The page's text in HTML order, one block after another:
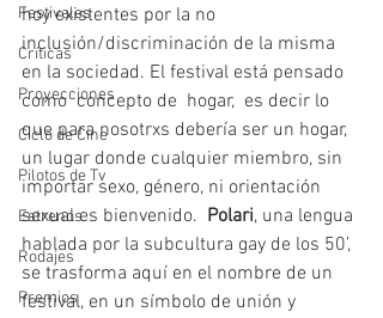
Festivales
Críticas
Proyecciones
Ciclo de Cine
Pilotos de Tv
Estrenos
Rodajes
Premios
hoy existentes por la no
inclusión/discriminación de la misma
en la sociedad. El festival está pensado
como  concepto de  hogar,  es decir lo
que para nosotrxs debería ser un hogar,
un lugar donde cualquier miembro, sin
importar sexo, género, ni orientación
sexual es bienvenido. Polari, una lengua
hablada por la subcultura gay de los 50’,
se trasforma aquí en el nombre de un
festival, en un símbolo de unión y